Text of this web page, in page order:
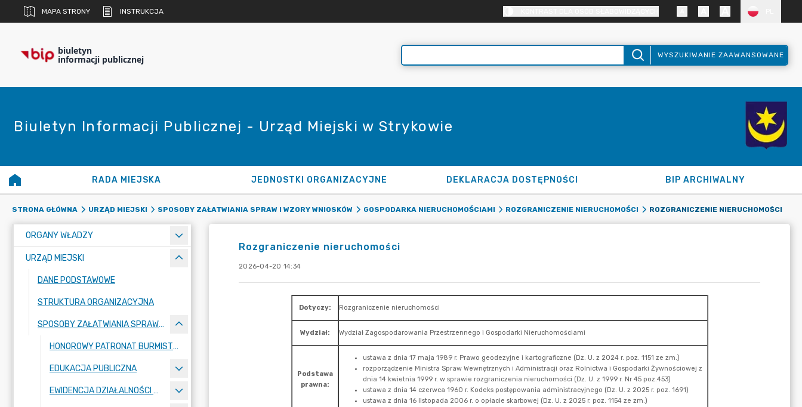
MAPA STRONY INSTRUKCJA
biuletyn
informacji publicznej WYSZUKIWANIE ZAAWANSOWANE
Biuletyn Informacji Publicznej - Urząd Miejski w Strykowie
RADA MIEJSKA JEDNOSTKI ORGANIZACYJNE DEKLARACJA DOSTĘPNOŚCI BIP ARCHIWALNY
STRONA GŁÓWNA URZĄD MIEJSKI SPOSOBY ZAŁATWIANIA SPRAW I WZORY WNIOSKÓW GOSPODARKA NIERUCHOMOŚCIAMI ROZGRANICZENIE NIERUCHOMOŚCI ROZGRANICZENIE NIERUCHOMOŚCI
ORGANY WŁADZY
URZĄD MIEJSKI
DANE PODSTAWOWE
STRUKTURA ORGANIZACYJNA
SPOSOBY ZAŁATWIANIA SPRAW I WZORY WNIOSKÓW
HONOROWY PATRONAT BURMISTRZA STRYKOWA
EDUKACJA PUBLICZNA
EWIDENCJA DZIAŁALNOŚCI GOSPODARCZEJ
Rozgraniczenie nieruchomości
2026-04-20 14:34